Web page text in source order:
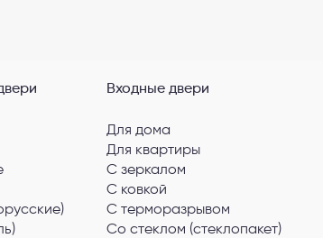
Входные двери
Для дома
Для квартиры
С зеркалом
С ковкой
С терморазрывом
Со стеклом (стеклопакет)